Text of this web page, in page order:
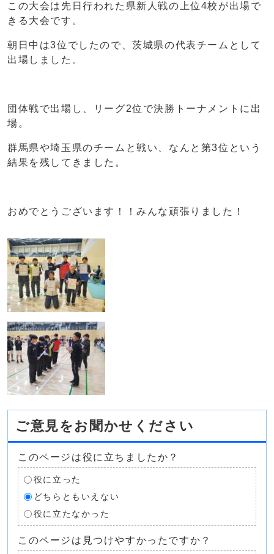
この大会は先日行われた県新人戦の上位4校が出場で
きる大会です。
朝日中は3位でしたので、茨城県の代表チームとして
出場しました。
団体戦で出場し、リーグ2位で決勝トーナメントに出
場。
群馬県や埼玉県のチームと戦い、なんと第3位という
結果を残してきました。
おめでとうございます！！みんな頑張りました！
ご意見をお聞かせください
このページは役に立ちましたか？
役に立った
どちらともいえない
役に立たなかった
このページは見つけやすかったですか？